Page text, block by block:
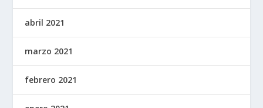
abril 2021
marzo 2021
febrero 2021